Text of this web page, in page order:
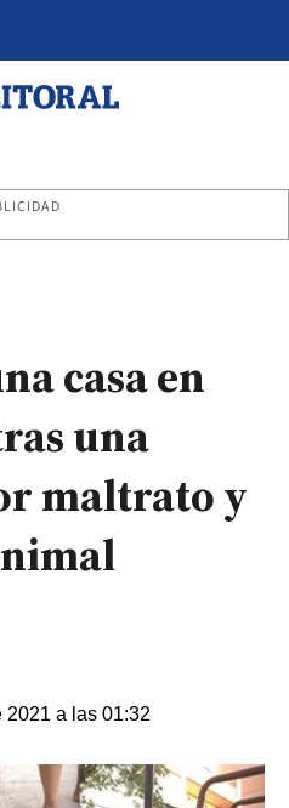
casa en
una
maltrato y
2021 a las 01:32